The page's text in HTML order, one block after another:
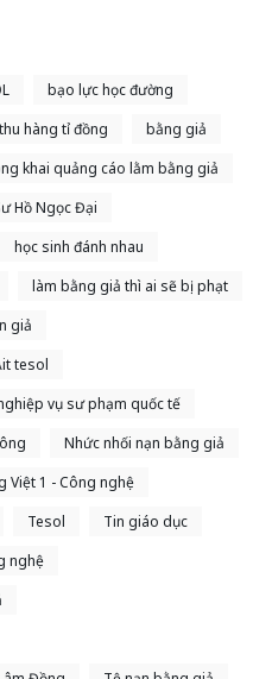
bạo lực học đường
hàng tỉ đồng
bằng giả
khai quảng cáo lằm bằng giả
Hồ Ngọc Đại
học sinh đánh nhau
làm bằng giả thì ai sẽ bị phạt
giả
tesol
vụ sư phạm quốc tế
Nhức nhối nạn bằng giả
Việt 1 - Công nghệ
Tesol
Tin giáo dục
nghệ